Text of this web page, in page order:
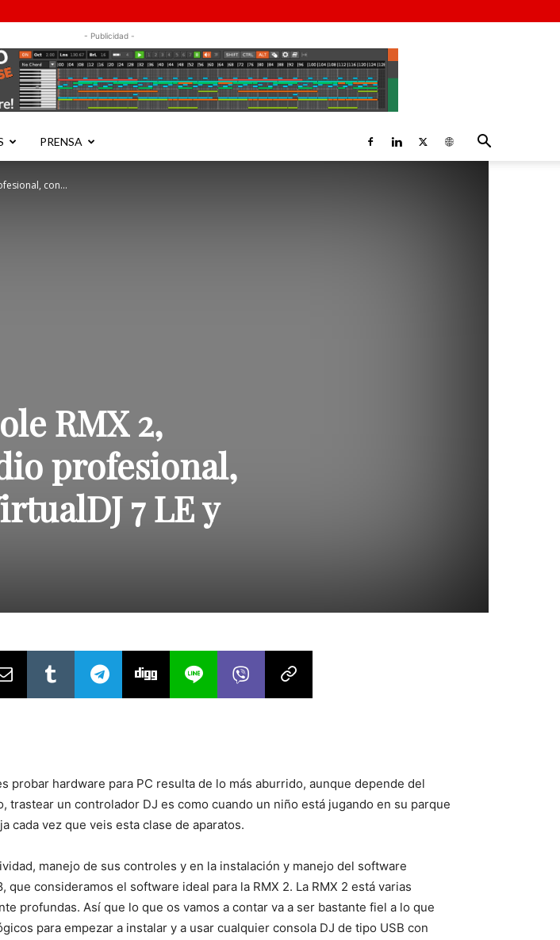
- Publicidad -
PRENSA
con...
RMX 2,
profesional,
7 LE y
probar hardware para PC resulta de lo más aburrido, aunque depende del
un controlador DJ es como cuando un niño está jugando en su parque
cada vez que veis esta clase de aparatos.
manejo de sus controles y en la instalación y manejo del software
consideramos el software ideal para la RMX 2. La RMX 2 está varias
profundas. Así que lo que os vamos a contar va a ser bastante fiel a lo que
para empezar a instalar y a usar cualquier consola DJ de tipo USB con